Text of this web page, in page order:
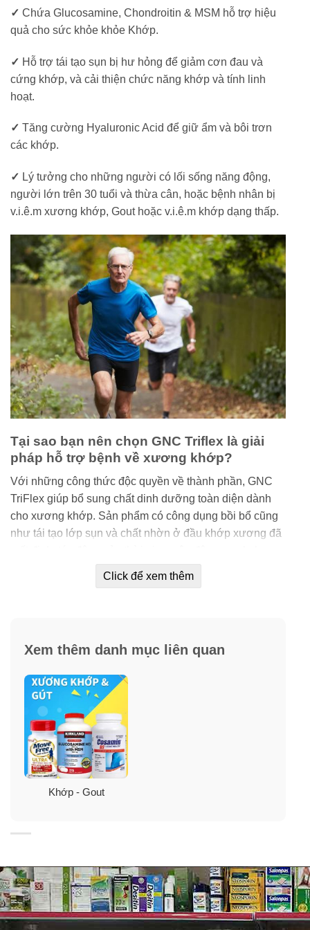
✓ Chứa Glucosamine, Chondroitin & MSM hỗ trợ hiệu
quả cho sức khỏe khỏe Khớp.
✓ Hỗ trợ tái tạo sụn bị hư hỏng để giảm cơn đau và
cứng khớp, và cải thiện chức năng khớp và tính linh
hoạt.
✓ Tăng cường Hyaluronic Acid để giữ ẩm và bôi trơn
các khớp.
✓ Lý tưởng cho những người có lối sống năng động,
người lớn trên 30 tuổi và thừa cân, hoặc bệnh nhân bị
v.i.ê.m xương khớp, Gout hoặc v.i.ê.m khớp dạng thấp.
Tại sao bạn nên chọn GNC Triflex là giải
pháp hỗ trợ bệnh về xương khớp?
Với những công thức độc quyền về thành phần, GNC
TriFlex giúp bổ sung chất dinh dưỡng toàn diện dành
cho xương khớp. Sản phẩm có công dụng bồi bổ cũng
như tái tạo lớp sụn và chất nhờn ở đầu khớp xương đã
do cơ thể đã mất đi khả năng duy trì và tái tạo.
Bằng những thành phần được nghiên cứu kỹ càng về
cần thiết cho người mắc bệnh xương khớp.
Bằng sự kết hợp hoàn hảo của 5 thành phần, với một
hàm lượng vừa đủ cho mỗi ngày, GNC TriFlex giúp phát
huy các tính năng hiệu quả của từng thành phần. Hiệu
quả bồi bổ khớp sụn được đánh giá cao bởi chính các
bác sĩ chuyên gia về xương khớp. Nhờ vậy thời gian
Click để xem thêm
Xem thêm danh mục liên quan
Khớp - Gout